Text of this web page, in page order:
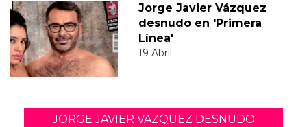
Jorge Javier Vázquez
desnudo en 'Primera
Línea'
19 Abril
JORGE JAVIER VAZQUEZ DESNUDO